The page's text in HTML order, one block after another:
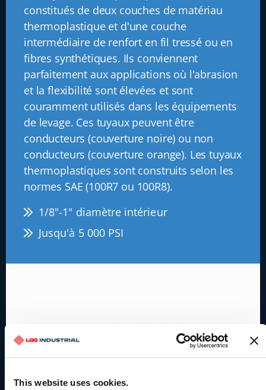
This website uses cookies.
constitués de deux couches de matériau
thermoplastique et d'une couche
intermédiaire de renfort en fil tressé ou en
fibres synthétiques. Ils conviennent
parfaitement aux applications où l'abrasion
et la flexibilité sont élevées et sont
couramment utilisés dans les équipements
de levage. Ces tuyaux peuvent être
conducteurs (couverture noire) ou non
conducteurs (couverture orange). Les tuyaux
thermoplastiques sont construits selon les
normes SAE (100R7 ou 100R8).
1/8"-1" diamètre intérieur
Jusqu'à 5 000 PSI